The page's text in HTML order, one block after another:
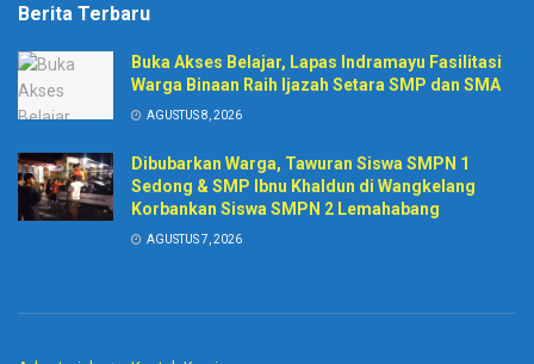
Berita Terbaru
Buka Akses Belajar, Lapas Indramayu Fasilitasi
Warga Binaan Raih Ijazah Setara SMP dan SMA
AGUSTUS 8, 2026
Dibubarkan Warga, Tawuran Siswa SMPN 1
Sedong & SMP Ibnu Khaldun di Wangkelang
Korbankan Siswa SMPN 2 Lemahabang
AGUSTUS 7, 2026